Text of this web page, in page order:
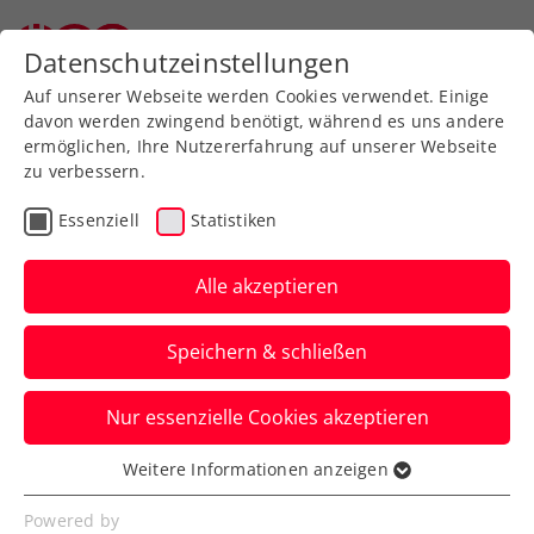
Zurück zur Newsübersicht
WTA
Jubiläum und
Sandplatzpremiere beim
35. Upper Austria Ladies
Linz
Österreichs größtes Damentennisturnier
findet vom 5. bis 12. April 2026 im Design
Center Linz statt.
Datenschutzeinstellungen
Auf unserer Webseite werden Cookies verwendet. Einige
davon werden zwingend benötigt, während es uns andere
ermöglichen, Ihre Nutzererfahrung auf unserer Webseite
zu verbessern.
Essenziell Statistiken
Alle akzeptieren
Speichern & schließen
Nur essenzielle Cookies akzeptieren
Essenziell
Essenzielle Cookies werden für grundlegende
Weitere Informationen anzeigen
Powered by